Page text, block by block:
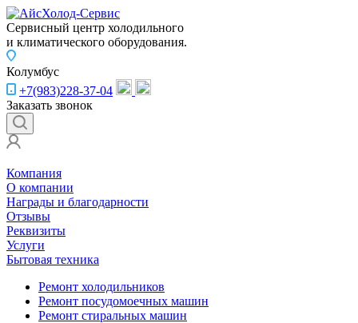
Сервисный центр холодильного
и климатического оборудования.
Колумбус
+7(983)228-37-04
Заказать звонок
Компания
О компании
Награды и благодарности
Отзывы
Реквизиты
Услуги
Бытовая техника
Ремонт холодильников
Ремонт посудомоечных машин
Ремонт стиральных машин